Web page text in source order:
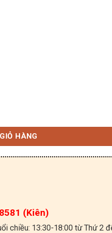
50A 120V TO-3 Tháo
HÀNG
(Kiên)
chiều: 13:30-18:00 từ Thứ 2